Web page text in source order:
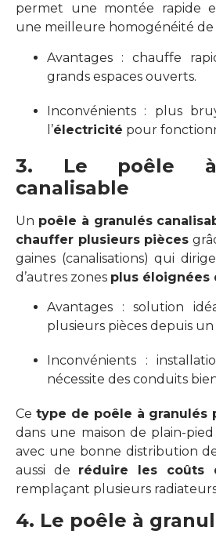
permet une montée rapide
une meilleure homogénéité de
Avantages : chauffe
grands espaces ouverts.
Inconvénients : plus
l’électricité pour
3. Le poêle à
canalisable
Un poêle à granulés
chauffer plusieurs pièces
gaines (canalisations) qui
d’autres zones plus éloignées
Avantages : solution
plusieurs pièces depuis
Inconvénients :
nécessite des conduits
Ce type de poêle à granulés
dans une maison de plain-
avec une bonne distribution
aussi de réduire les coûts
remplaçant plusieurs
4. Le poêle à